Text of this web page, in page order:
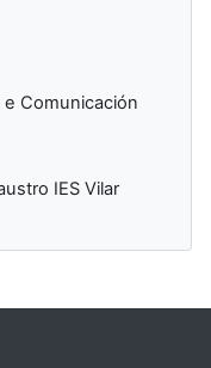
Comunicación
IES Vilar